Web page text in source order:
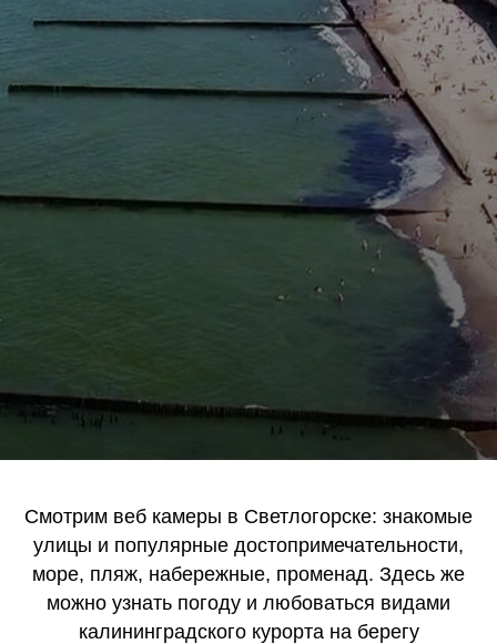
Смотрим веб камеры в Светлогорске: знакомые
улицы и популярные достопримечательности,
море, пляж, набережные, променад. Здесь же
можно узнать погоду и любоваться видами
калининградского курорта на берегу